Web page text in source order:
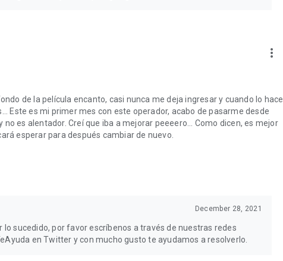
more_vert
de la película encanto, casi nunca me deja ingresar y cuando lo hace
Este es mi primer mes con este operador, acabo de pasarme desde
es alentador. Creí que iba a mejorar peeeero... Como dicen, es mejor
esperar para después cambiar de nuevo.
December 28, 2021
lo sucedido, por favor escríbenos a través de nuestras redes
en Twitter y con mucho gusto te ayudamos a resolverlo.